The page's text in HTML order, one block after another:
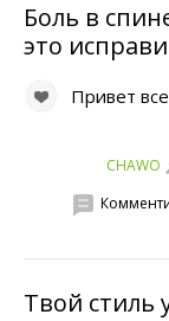
Боль в
это
Привет
CHAWO
Твой стиль